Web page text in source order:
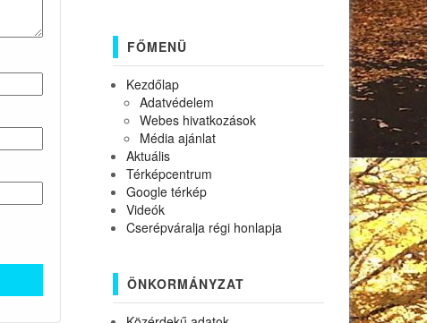
FŐMENÜ
Kezdőlap
Adatvédelem
Webes hivatkozások
Média ajánlat
Aktuális
Térképcentrum
Google térkép
Videók
Cserépváralja régi honlapja
ÖNKORMÁNYZAT